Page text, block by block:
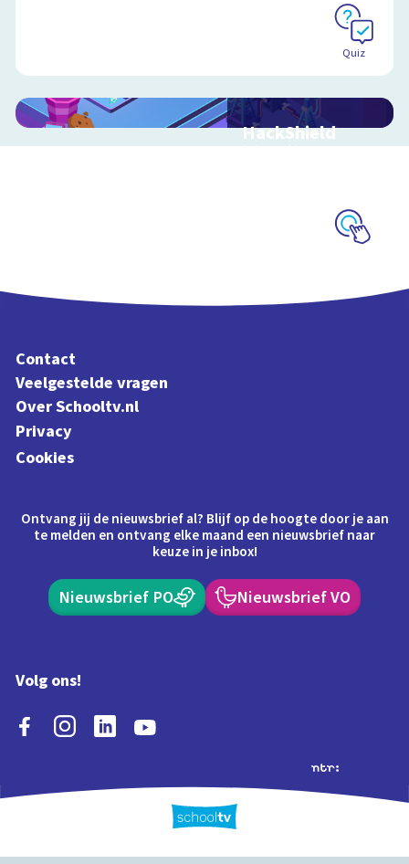
Quiz
HackShield
Interactieve
Contact
Veelgestelde vragen
Over Schooltv.nl
Privacy
Cookies
Ontvang jij de nieuwsbrief al? Blijf op de hoogte door je aan
te melden en ontvang elke maand een nieuwsbrief naar
keuze in je inbox!
Nieuwsbrief PO Nieuwsbrief VO
Volg ons!